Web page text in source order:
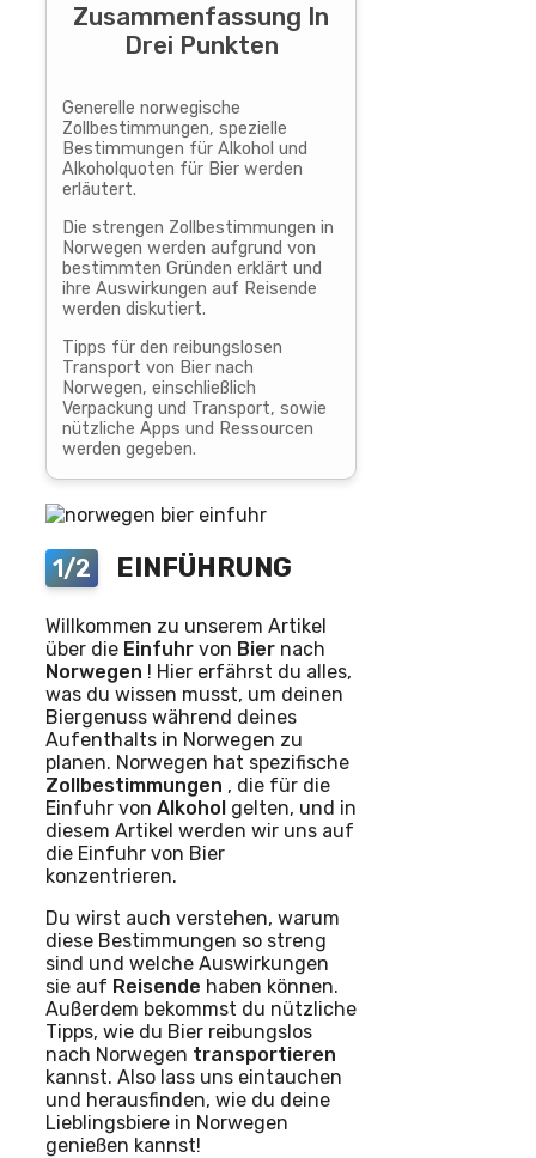
Zusammenfassung In
Drei Punkten
Generelle norwegische
Zollbestimmungen, spezielle
Bestimmungen für Alkohol und
Alkoholquoten für Bier werden
erläutert.
Die strengen Zollbestimmungen in
Norwegen werden aufgrund von
bestimmten Gründen erklärt und
ihre Auswirkungen auf Reisende
werden diskutiert.
Tipps für den reibungslosen
Transport von Bier nach
Norwegen, einschließlich
Verpackung und Transport, sowie
nützliche Apps und Ressourcen
werden gegeben.
1/2 EINFÜHRUNG
Willkommen zu unserem Artikel
über die Einfuhr von Bier nach
Norwegen ! Hier erfährst du alles,
was du wissen musst, um deinen
Biergenuss während deines
Aufenthalts in Norwegen zu
planen. Norwegen hat spezifische
Zollbestimmungen , die für die
Einfuhr von Alkohol gelten, und in
diesem Artikel werden wir uns auf
die Einfuhr von Bier
konzentrieren.
Du wirst auch verstehen, warum
diese Bestimmungen so streng
sind und welche Auswirkungen
sie auf Reisende haben können.
Außerdem bekommst du nützliche
Tipps, wie du Bier reibungslos
nach Norwegen transportieren
kannst. Also lass uns eintauchen
und herausfinden, wie du deine
Lieblingsbiere in Norwegen
genießen kannst!